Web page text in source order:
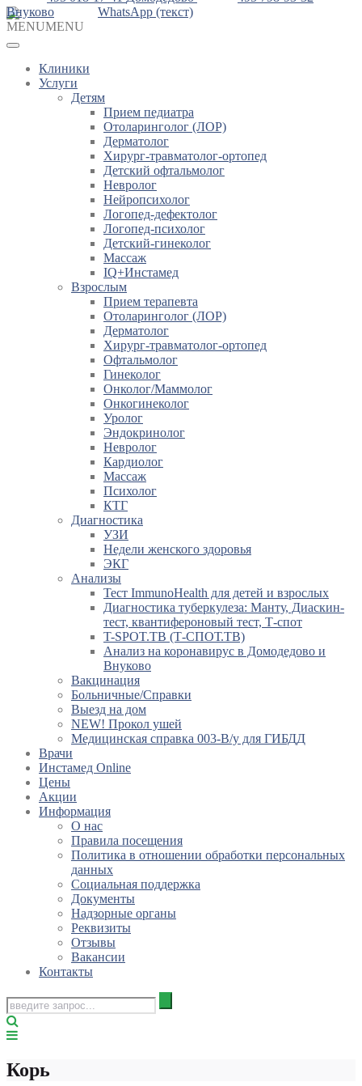
Внуково
WhatsApp (текст)
MENUMENU
Клиники
Услуги
Детям
Прием педиатра
Отоларинголог (ЛОР)
Дерматолог
Хирург-травматолог-ортопед
Детский офтальмолог
Невролог
Нейропсихолог
Логопед-дефектолог
Логопед-психолог
Детский-гинеколог
Массаж
IQ+Инстамед
Взрослым
Прием терапевта
Отоларинголог (ЛОР)
Дерматолог
Хирург-травматолог-ортопед
Офтальмолог
Гинеколог
Онколог/Маммолог
Онкогинеколог
Уролог
Эндокринолог
Невролог
Кардиолог
Массаж
Психолог
КТГ
Диагностика
УЗИ
Недели женского здоровья
ЭКГ
Анализы
Тест ImmunoHealth для детей и взрослых
Диагностика туберкулеза: Манту, Диаскин-
тест, квантифероновый тест, Т-спот
T-SPOT.TB (Т-СПОТ.ТВ)
Анализ на коронавирус в Домодедово и
Внуково
Вакцинация
Больничные/Справки
Выезд на дом
NEW! Прокол ушей
Медицинская справка 003-В/у для ГИБДД
Врачи
Инстамед Online
Цены
Акции
Информация
О нас
Правила посещения
Политика в отношении обработки персональных
данных
Социальная поддержка
Документы
Надзорные органы
Реквизиты
Отзывы
Вакансии
Контакты
Корь